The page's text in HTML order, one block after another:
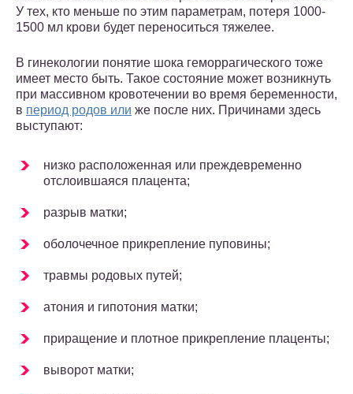
У тех, кто меньше по этим параметрам, потеря 1000-
1500 мл крови будет переноситься тяжелее.
В гинекологии понятие шока геморрагического тоже
имеет место быть. Такое состояние может возникнуть
при массивном кровотечении во время беременности,
в период родов или же после них. Причинами здесь
выступают:
низко расположенная или преждевременно
отслоившаяся плацента;
разрыв матки;
оболочечное прикрепление пуповины;
травмы родовых путей;
атония и гипотония матки;
приращение и плотное прикрепление плаценты;
выворот матки;